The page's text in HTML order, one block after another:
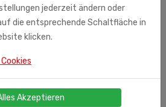
Gum, PEG-40 Hydrogenated
,Polyethylene,
Ethylparaben,
Isobutylparaben, Parfum,
OU Laminto , Kopli 35C, EE
Deutschland: Fa. A.Kuznetsov,
jederzeit ändern oder
die entsprechende Schaltfläche in
klicken.
Akzeptieren